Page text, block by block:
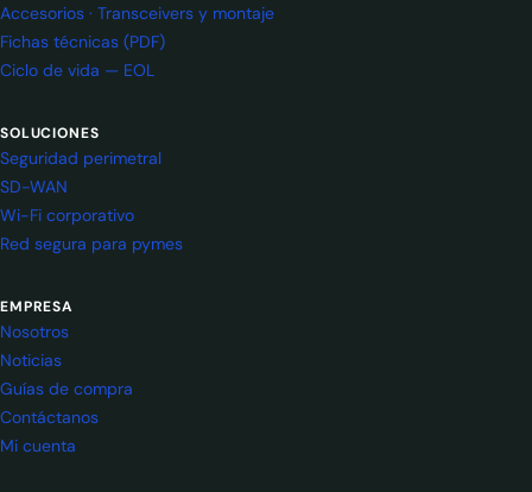
Accesorios · Transceivers y montaje
Fichas técnicas (PDF)
Ciclo de vida — EOL
SOLUCIONES
Seguridad perimetral
SD-WAN
Wi-Fi corporativo
Red segura para pymes
EMPRESA
Nosotros
Noticias
Guías de compra
Contáctanos
Mi cuenta